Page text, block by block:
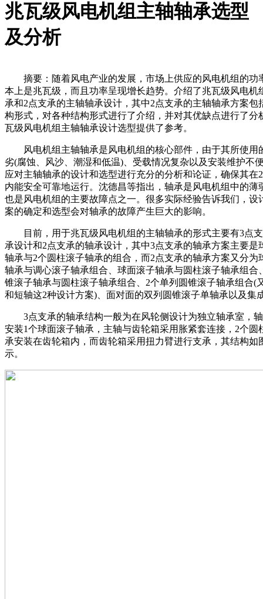
兆瓦级风电机组主轴轴承选型
及分析
摘要：随着风电产业的发展，市场上供应的风电机组的功
本上是兆瓦级，而且功率呈现增长趋势。介绍了兆瓦级风电机
承和2点支承的主轴轴承设计，其中2点支承的主轴轴承方案包
构形式，对各种结构形式进行了介绍，并对其优缺点进行了分
瓦级风电机组主轴轴承设计选型提供了参考。
风电机组主轴轴承是风电机组的核心部件，由于其所使用
劣(腐蚀、风沙、潮湿和低温)、受载情况复杂以及安装维护不
应对主轴轴承的设计和选型进行充分的分析和论证，确保其在
内能安全可靠地运行。沈德昌等指出，轴承是风电机组中的薄
也是风电机组的主要故障点之一。很多实际经验告诉我们，设
案的确定和选型会对轴承的故障产生巨大的影响。
目前，用于兆瓦级风电机组的主轴轴承的形式主要有3点
承设计和2点支承的轴承设计，其中3点支承的轴承方案主要是
轴承与2个圆柱滚子轴承的组合，而2点支承的轴承方案又分为
轴承与调心滚子轴承组合、球面滚子轴承与圆柱滚子轴承组合
锥滚子轴承与圆柱滚子轴承组合、2个单列圆锥滚子轴承组合(
和短轴这2种设计方案)、面对面的双列圆锥滚子单轴承以及集
3点支承的轴承结构一般为在风轮侧设计为独立轴承室，
安装1个球面滚子轴承，主轴与齿轮箱采用胀紧套连接，2个圆
承安装在齿轮箱内，而齿轮箱采用扭力臂进行支承，其结构如
示。